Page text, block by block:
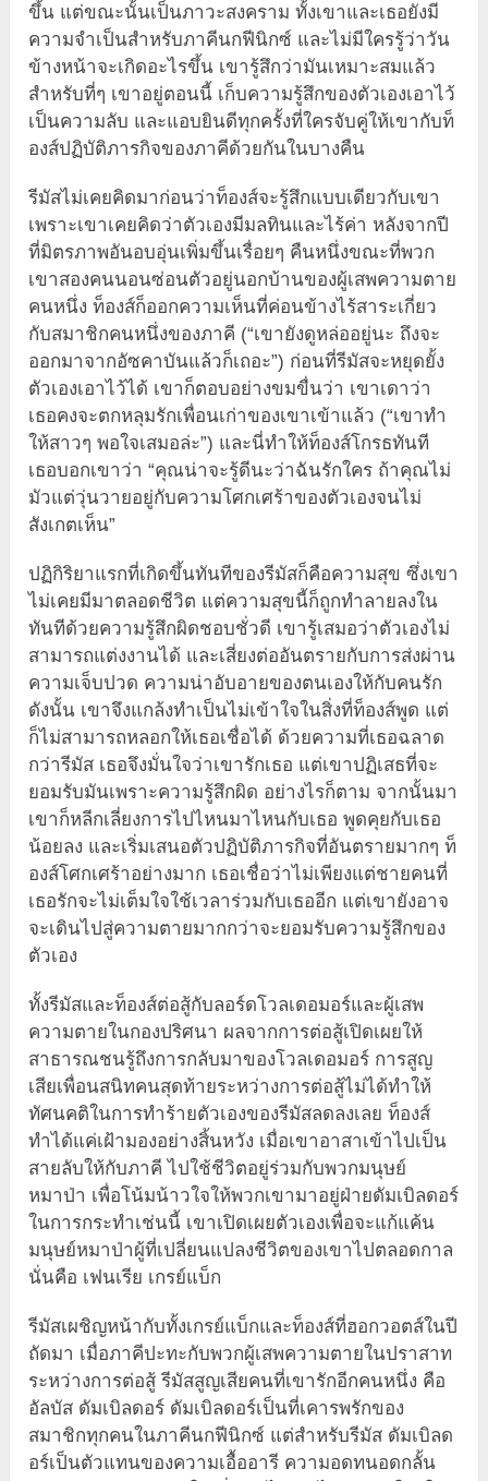
ขึ้น แต่ขณะนั้นเป็นภาวะสงคราม ทั้งเขาและเธอยังมี
ความจำเป็นสำหรับภาคีนกฟีนิกซ์ และไม่มีใครรู้ว่าวัน
ข้างหน้าจะเกิดอะไรขึ้น เขารู้สึกว่ามันเหมาะสมแล้ว
สำหรับที่ๆ เขาอยู่ตอนนี้ เก็บความรู้สึกของตัวเองเอาไว้
เป็นความลับ และแอบยินดีทุกครั้งที่ใครจับคู่ให้เขากับท็
องส์ปฏิบัติภารกิจของภาคีด้วยกันในบางคืน
รีมัสไม่เคยคิดมาก่อนว่าท็องส์จะรู้สึกแบบเดียวกับเขา
เพราะเขาเคยคิดว่าตัวเองมีมลทินและไร้ค่า หลังจากปี
ที่มิตรภาพอันอบอุ่นเพิ่มขึ้นเรื่อยๆ คืนหนึ่งขณะที่พวก
เขาสองคนนอนซ่อนตัวอยู่นอกบ้านของผู้เสพความตาย
คนหนึ่ง ท็องส์ก็ออกความเห็นที่ค่อนข้างไร้สาระเกี่ยว
กับสมาชิกคนหนึ่งของภาคี (“เขายังดูหล่ออยู่นะ ถึงจะ
ออกมาจากอัซคาบันแล้วก็เถอะ”) ก่อนที่รีมัสจะหยุดยั้ง
ตัวเองเอาไว้ได้ เขาก็ตอบอย่างขมขื่นว่า เขาเดาว่า
เธอคงจะตกหลุมรักเพื่อนเก่าของเขาเข้าแล้ว (“เขาทำ
ให้สาวๆ พอใจเสมอล่ะ”) และนี่ทำให้ท็องส์โกรธทันที
เธอบอกเขาว่า “คุณน่าจะรู้ดีนะว่าฉันรักใคร ถ้าคุณไม่
มัวแต่วุ่นวายอยู่กับความโศกเศร้าของตัวเองจนไม่
สังเกตเห็น”
ปฏิกิริยาแรกที่เกิดขึ้นทันทีของรีมัสก็คือความสุข ซึ่งเขา
ไม่เคยมีมาตลอดชีวิต แต่ความสุขนี้ก็ถูกทำลายลงใน
ทันทีด้วยความรู้สึกผิดชอบชั่วดี เขารู้เสมอว่าตัวเองไม่
สามารถแต่งงานได้ และเสี่ยงต่ออันตรายกับการส่งผ่าน
ความเจ็บปวด ความน่าอับอายของตนเองให้กับคนรัก
ดังนั้น เขาจึงแกล้งทำเป็นไม่เข้าใจในสิ่งที่ท็องส์พูด แต่
ก็ไม่สามารถหลอกให้เธอเชื่อได้ ด้วยความที่เธอฉลาด
กว่ารีมัส เธอจึงมั่นใจว่าเขารักเธอ แต่เขาปฏิเสธที่จะ
ยอมรับมันเพราะความรู้สึกผิด อย่างไรก็ตาม จากนั้นมา
เขาก็หลีกเลี่ยงการไปไหนมาไหนกับเธอ พูดคุยกับเธอ
น้อยลง และเริ่มเสนอตัวปฏิบัติภารกิจที่อันตรายมากๆ ท็
องส์โศกเศร้าอย่างมาก เธอเชื่อว่าไม่เพียงแต่ชายคนที่
เธอรักจะไม่เต็มใจใช้เวลาร่วมกับเธออีก แต่เขายังอาจ
จะเดินไปสู่ความตายมากกว่าจะยอมรับความรู้สึกของ
ตัวเอง
ทั้งรีมัสและท็องส์ต่อสู้กับลอร์ดโวลเดอมอร์และผู้เสพ
ความตายในกองปริศนา ผลจากการต่อสู้เปิดเผยให้
สาธารณชนรู้ถึงการกลับมาของโวลเดอมอร์ การสูญ
เสียเพื่อนสนิทคนสุดท้ายระหว่างการต่อสู้ไม่ได้ทำให้
ทัศนคติในการทำร้ายตัวเองของรีมัสลดลงเลย ท็องส์
ทำได้แค่เฝ้ามองอย่างสิ้นหวัง เมื่อเขาอาสาเข้าไปเป็น
สายลับให้กับภาคี ไปใช้ชีวิตอยู่ร่วมกับพวกมนุษย์
หมาป่า เพื่อโน้มน้าวใจให้พวกเขามาอยู่ฝ่ายดัมเบิลดอร์
ในการกระทำเช่นนี้ เขาเปิดเผยตัวเองเพื่อจะแก้แค้น
มนุษย์หมาป่าผู้ที่เปลี่ยนแปลงชีวิตของเขาไปตลอดกาล
นั่นคือ เฟนเรีย เกรย์แบ็ก
รีมัสเผชิญหน้ากับทั้งเกรย์แบ็กและท็องส์ที่ฮอกวอตส์ในปี
ถัดมา เมื่อภาคีปะทะกับพวกผู้เสพความตายในปราสาท
ระหว่างการต่อสู้ รีมัสสูญเสียคนที่เขารักอีกคนหนึ่ง คือ
อัลบัส ดัมเบิลดอร์ ดัมเบิลดอร์เป็นที่เคารพรักของ
สมาชิกทุกคนในภาคีนกฟีนิกซ์ แต่สำหรับรีมัส ดัมเบิลด
อร์เป็นตัวแทนของความเอื้ออารี ความอดทนอดกลั้น